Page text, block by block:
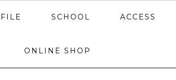
SCHOOL ACCESS
ONLINE SHOP